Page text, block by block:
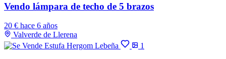
Vendo lámpara de techo de 5 brazos
20 € hace 6 años
Valverde de Llerena
1